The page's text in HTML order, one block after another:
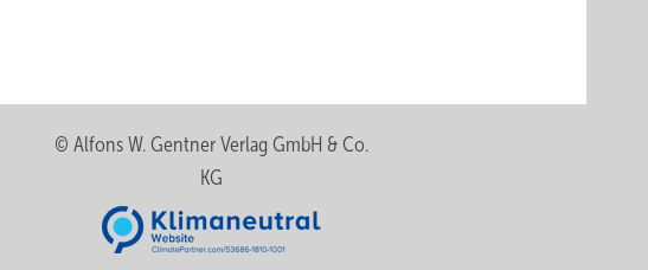
kann das Büro,
© Alfons W. Gentner Verlag GmbH & Co.
KG